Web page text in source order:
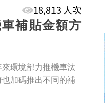
18,813 人次
補貼金額方
環境部力推機車汰
加碼推出不同的補